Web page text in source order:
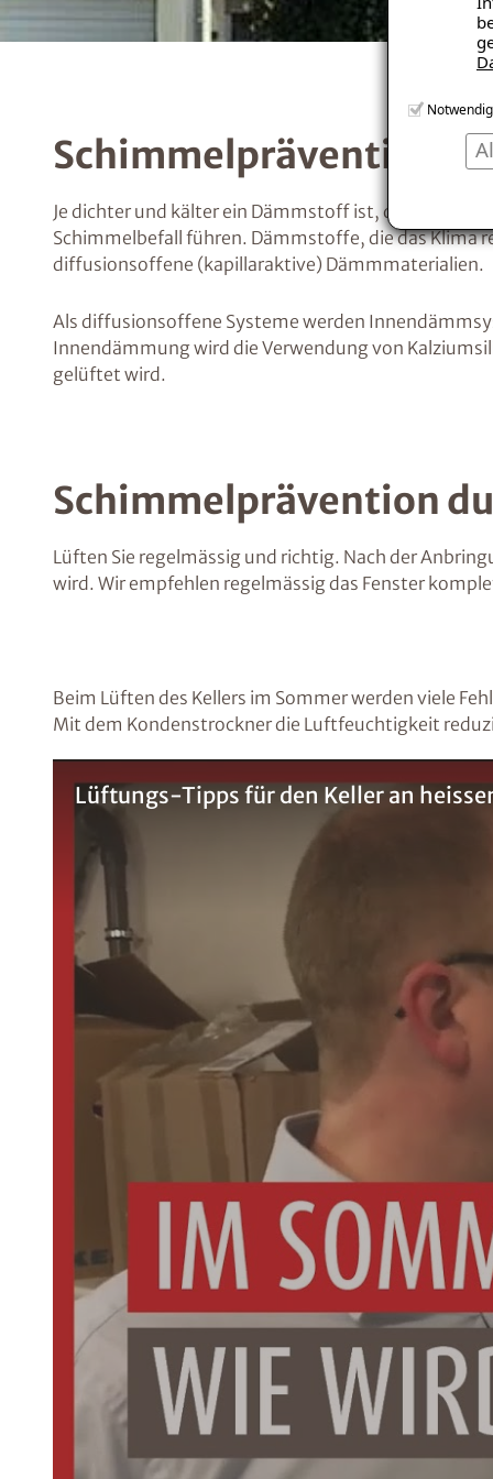
Notwendig
Schimmelprävention
Je dichter und kälter ein Dämmstoff ist, desto mehr
Schimmelbefall führen. Dämmstoffe, die das Klima
diffusionsoffene (kapillaraktive) Dämmmaterialien.
Als diffusionsoffene Systeme werden
Innendämmung wird die Verwendung von
gelüftet wird.
Schimmelprävention
Lüften Sie regelmässig und richtig. Nach der
wird. Wir empfehlen regelmässig das Fenster
Beim Lüften des Kellers im Sommer werden viele
Mit dem Kondenstrockner die Luftfeuchtigkeit
Lüftungs-Tipps für den Keller an